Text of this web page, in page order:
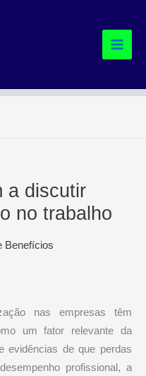
a discutir
no trabalho
Benefícios
nas empresas têm
um fator relevante da
evidências de que perdas
profissional, a